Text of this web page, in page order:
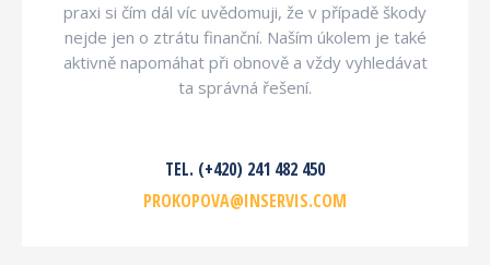
praxi si čím dál víc uvědomuji, že v případě škody
nejde jen o ztrátu finanční. Naším úkolem je také
aktivně napomáhat při obnově a vždy vyhledávat
ta správná řešení.
TEL. (+420) 241 482 450
PROKOPOVA@INSERVIS.COM